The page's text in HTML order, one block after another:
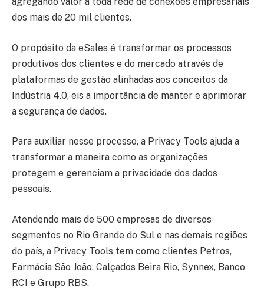
dos mais de 20 mil clientes.
O propósito da eSales é transformar os processos
produtivos dos clientes e do mercado através de
plataformas de gestão alinhadas aos conceitos da
Indústria 4.0, eis a importância de manter e aprimorar
a segurança de dados.
Para auxiliar nesse processo, a Privacy Tools ajuda a
transformar a maneira como as organizações
protegem e gerenciam a privacidade dos dados
pessoais.
Atendendo mais de 500 empresas de diversos
segmentos no Rio Grande do Sul e nas demais regiões
do país, a Privacy Tools tem como clientes Petros,
Farmácia São João, Calçados Beira Rio, Synnex, Banco
RCI e Grupo RBS.